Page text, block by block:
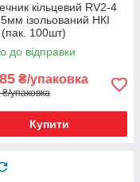
кільцевий RV2-4
ізольований НКІ
(пак. 100шт)
до відправки
₴/упаковка
упаковка
Купити